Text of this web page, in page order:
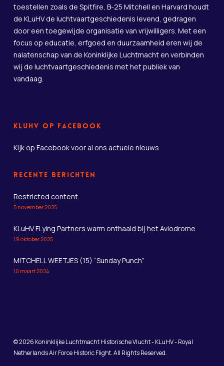
toestellen zoals de Spitfire, B-25 Mitchell en Harvard houdt
de KLuHV de luchtvaartgeschiedenis levend, gedragen
door een toegewijde organisatie van vrijwilligers. Met een
focus op educatie, erfgoed en duurzaamheid eren wij de
nalatenschap van de Koninklijke Luchtmacht en verbinden
wij de luchtvaartgeschiedenis met het publiek van
vandaag.
KLuHV op Facebook
Kijk op Facebookvoor al ons actuele nieuws
Recente berichten
Restricted content
5 november 2025
KLuHV FLying Partners warm onthaald bij het Aviodrome
19 oktober 2025
MITCHELL WEETJES (15) “Sunday Punch”
10 maart 2024
© 2026 Koninklijke Luchtmacht Historische Vlucht - KLuHV - Royal
Netherlands Air Force Historic Flight. All Rights Reserved.